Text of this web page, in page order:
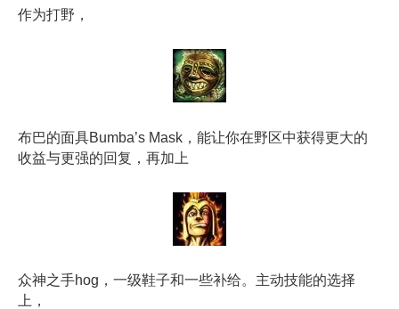
作为打野，
布巴的面具Bumba’s Mask，能让你在野区中获得更大的
收益与更强的回复，再加上
众神之手hog，一级鞋子和一些补给。主动技能的选择
上，